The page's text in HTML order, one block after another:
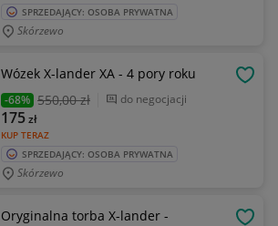
SPRZEDAJĄCY: OSOBA PRYWATNA
Skórzewo
Wózek X-lander XA - 4 pory roku
-68% 550,00 zł do negocjacji
KUP TERAZ
175zł
SPRZEDAJĄCY: OSOBA PRYWATNA
Skórzewo
Oryginalna torba X-lander -